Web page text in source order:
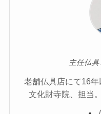
主任仏
老舗仏具店にて16
文化財寺院、担当